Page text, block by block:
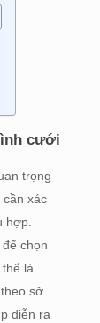
cưới
trọng
cần xác
hợp.
chọn
là
sở
diễn ra